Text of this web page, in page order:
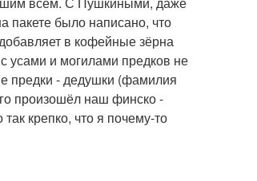
пакете было написано, что
в кофейные зёрна
усами и могилами предков не
предки - дедушки (фамилия
произошёл наш финско -
крепко, что я почему-то